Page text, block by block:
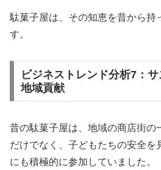
駄菓子屋は、その知恵を昔から持
す。
ビジネストレンド分析7：
地域貢献
昔の駄菓子屋は、地域の商店街の
だけでなく、子どもたちの安全を
にも積極的に参加していました。